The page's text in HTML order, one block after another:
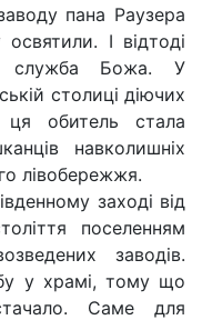
пана Раузера
І відтоді
служба Божа. У
столиці діючих
ця обитель стала
навколишніх
лівобережжя.
заході від
поселенням
заводів.
у храмі, тому що
Саме для